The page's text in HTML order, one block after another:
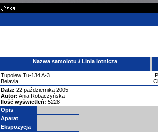
Nazwa samolotu / Linia lotnicza
Tupolew Tu-134A-3
Belavia
Data: 22 października 2005
Autor: Ania Robaczyńska
Ilość wyświetleń: 5228
Opis
Aparat
Ekspozycja